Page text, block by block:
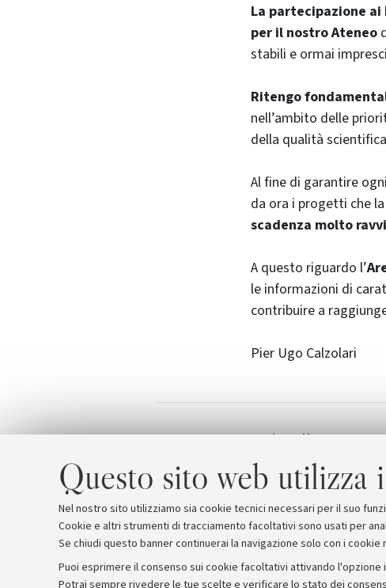
Questo sito web utilizza
Nel nostro sito utilizziamo sia cookie tecnici necessari per il suo
Cookie e altri strumenti di tracciamento facoltativi sono usati per
Se chiudi questo banner continuerai la navigazione solo con i cookie
Puoi esprimere il consenso sui cookie facoltativi attivando
Potrai sempre rivedere le tue scelte e verificare lo stato dei
La partecipazione
per il nostro Ateneo
stabili e ormai
Ritengo
nell’ambito delle
della qualità
Al fine di garantire
da ora i progetti che
scadenza molto
A questo riguardo l’
le informazioni di
contribuire a
Pier Ugo Calzolari
Invito alla
previsti dal PNR